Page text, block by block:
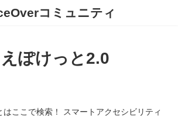
コミュニティ
ぽけっと2.0
ここで検索！ スマートアクセシビリティ